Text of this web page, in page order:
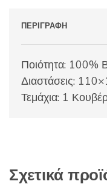
ΠΕΡΙΓΡΑΦΉ
Ποιότητα: 100%
Διαστάσεις:
Τεμάχια: 1
Σχετικά